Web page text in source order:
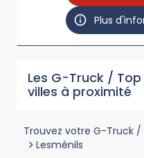
Plus
Les G-Truck /
villes à proximité
Trouvez votre G-Truck /
> Lesménils